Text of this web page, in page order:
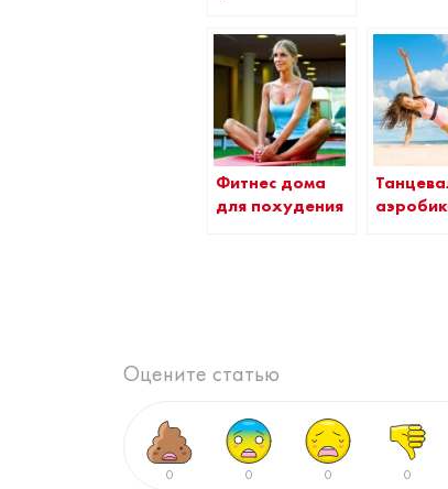
Фитнес дома
для похудения
Оцените статью
0 0 0 0